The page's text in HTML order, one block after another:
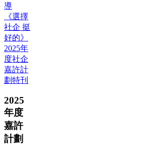
導
《選擇
社企 挺
好的》
2025年
度社企
嘉許計
劃特刊
2025
年度
嘉許
計劃